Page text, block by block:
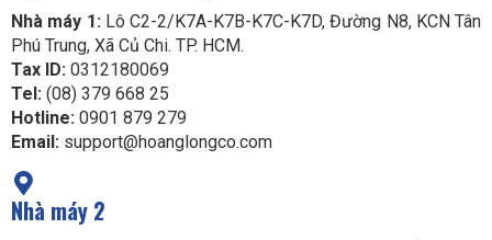
Nhà máy 1:Lô C2-2/K7A-K7B-K7C-K7D, Đường N8, KCN Tân
Phú Trung, Xã Củ Chi. TP. HCM.
Tax ID: 0312180069
Tel: (08) 379 668 25
Hotline: 0901 879 279
Email: support@hoanglongco.com
Nhà máy 2